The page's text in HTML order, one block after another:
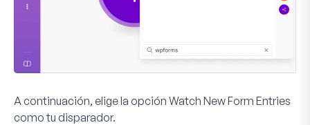
A continuación, elige la opción Watch New Form Entries
como tu disparador.